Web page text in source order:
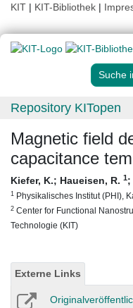
KIT | KIT-Bibliothek |
Suche
Repository KITopen
Magnetic field
capacitance
Kiefer, K.; Haueisen, R. 1;
1 Physikalisches Institut (PHI),
2 Center for Functional
Technologie (KIT)
Externe Links